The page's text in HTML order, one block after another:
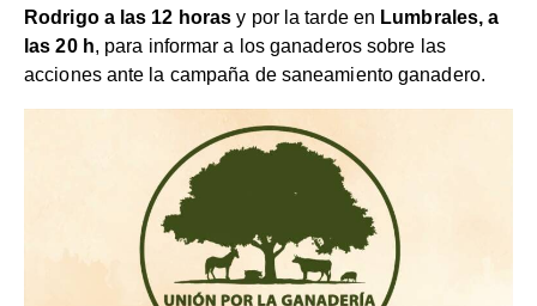
Rodrigo a las 12 horas y por la tarde en Lumbrales, a
las 20 h, para informar a los ganaderos sobre las
acciones ante la campaña de saneamiento ganadero.